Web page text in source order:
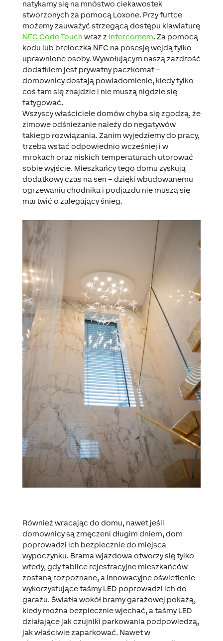
natykamy się na mnóstwo ciekawostek
stworzonych za pomocą Loxone. Przy furtce
możemy zauważyć strzegącą dostępu klawiaturę
NFC Code Touch wraz z Intercomem. Za pomocą
kodu lub breloczka NFC na posesję wejdą tylko
uprawnione osoby. Wywołującym naszą zazdrość
dodatkiem jest prywatny paczkomat–
domownicy dostają powiadomienie, kiedy tylko
coś tam się znajdzie i nie muszą nigdzie się
fatygować.
Wszyscy właściciele domów chyba się zgodzą, że
zimowe odśnieżanie należy do negatywów
takiego rozwiązania. Zanim wyjedziemy do pracy,
trzeba wstać odpowiednio wcześniej i w
mrokach oraz niskich temperaturach utorować
sobie wyjście. Mieszkańcy tego domu zyskują
dodatkowy czas na sen – dzięki wbudowanemu
ogrzewaniu chodnika i podjazdu nie muszą się
martwić o zalegający śnieg.
Również wracając do domu, nawet jeśli
domownicy są zmęczeni długim dniem, dom
poprowadzi ich bezpiecznie do miejsca
wypoczynku. Brama wjazdowa otworzy się tylko
wtedy, gdy tablice rejestracyjne mieszkańców
zostaną rozpoznane, a innowacyjne oświetlenie
wykorzystujące taśmy LED poprowadzi ich do
garażu. Światła wokół bramy garażowej pokażą,
kiedy można bezpiecznie wjechać, a taśmy LED
działające jak czujniki parkowania podpowiedzą,
jak właściwie zaparkować. Nawet w